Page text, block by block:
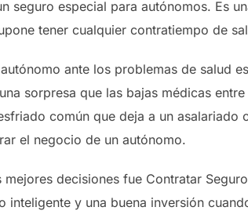
seguro especial para autónomos. Es
tener cualquier contratiempo de
ante los problemas de salud
sorpresa que las bajas médicas
común que deja a un
el negocio de un autónomo.
mejores decisiones fue Contratar
inteligente y una buena inversión